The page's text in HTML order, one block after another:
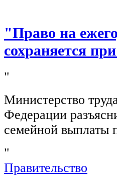
"Право на
сохраняется
"
Министерство
Федерации
семейной выплаты
"
Правительство